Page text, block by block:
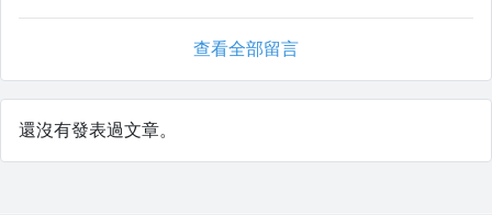
查看全部留言
還沒有發表過文章。